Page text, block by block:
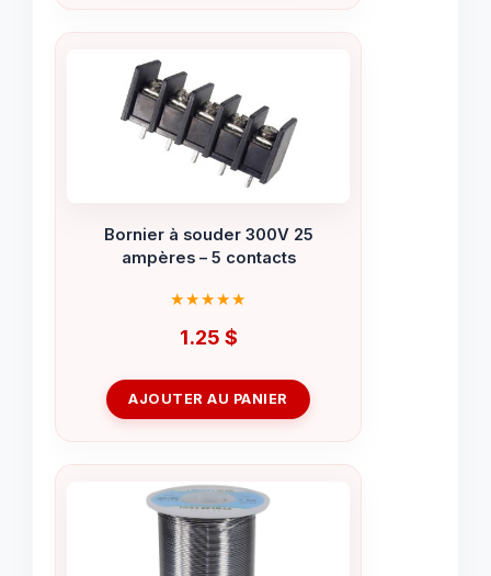
Bornier à souder 300V 25
ampères – 5 contacts
1.25 $
AJOUTER AU PANIER